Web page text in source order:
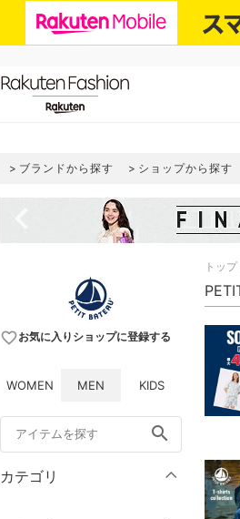
ブランドから探す ショップから探す
favorite_borderお気に入りショップに登録する
WOMEN MEN KIDS
search
カテゴリ
トップ